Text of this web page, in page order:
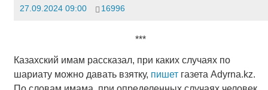
27.09.2024 09:00 16996
***
Казахский имам рассказал, при каких случаях по
шариату можно давать взятку, пишетгазета Adyrna.kz.